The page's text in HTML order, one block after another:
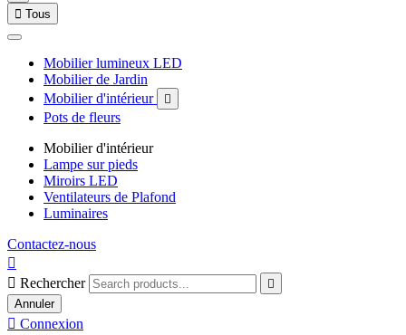
 Tous
Mobilier lumineux LED
Mobilier de Jardin
Mobilier d'intérieur

Pots de fleurs
Mobilier d'intérieur
Lampe sur pieds
Miroirs LED
Ventilateurs de Plafond
Luminaires
Contactez-nous

 Rechercher

Annuler
 Connexion